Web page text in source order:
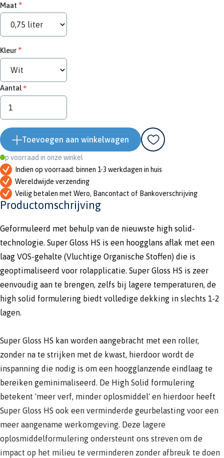
Maat
Kleur
Aantal
Toevoegen aan winkelwagen
Op voorraad in onze winkel
Indien op voorraad: binnen 1-3 werkdagen in huis
Wereldwijde verzending
Veilig betalen met Wero, Bancontact of Bankoverschrijving
Productomschrijving
Geformuleerd met behulp van de nieuwste high solid-
technologie. Super Gloss HS is een hoogglans aflak met een
laag VOS-gehalte (Vluchtige Organische Stoffen) die is
geoptimaliseerd voor rolapplicatie. Super Gloss HS is zeer
eenvoudig aan te brengen, zelfs bij lagere temperaturen, de
high solid formulering biedt volledige dekking in slechts 1-2
lagen.
Super Gloss HS kan worden aangebracht met een roller,
zonder na te strijken met de kwast, hierdoor wordt de
inspanning die nodig is om een hoogglanzende eindlaag te
bereiken geminimaliseerd. De High Solid formulering
betekent 'meer verf, minder oplosmiddel' en hierdoor heeft
Super Gloss HS ook een verminderde geurbelasting voor een
meer aangename werkomgeving. Deze lagere
oplosmiddelformulering ondersteunt ons streven om de
impact op het milieu te verminderen zonder afbreuk te doen